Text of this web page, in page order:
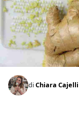
diChiara Cajelli